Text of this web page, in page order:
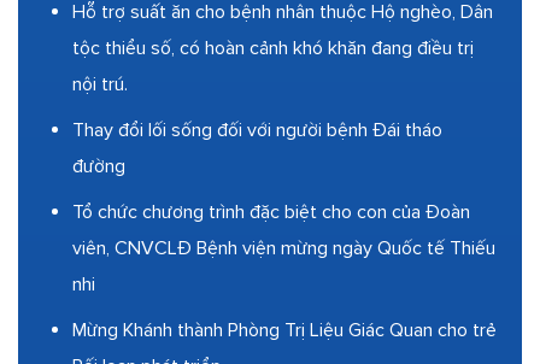
Hỗ trợ suất ăn cho bệnh nhân thuộc Hộ nghèo, Dân
tộc thiểu số, có hoàn cảnh khó khăn đang điều trị
nội trú.
Thay đổi lối sống đối với người bệnh Đái tháo
đường
Tổ chức chương trình đặc biệt cho con của Đoàn
viên, CNVCLĐ Bệnh viện mừng ngày Quốc tế Thiếu
nhi
Mừng Khánh thành Phòng Trị Liệu Giác Quan cho trẻ